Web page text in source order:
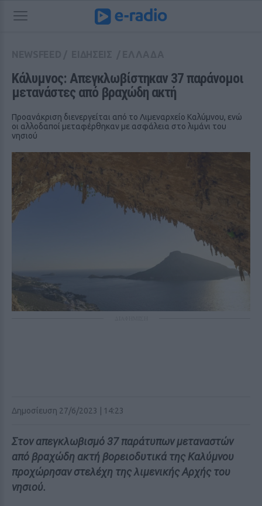
Κάλυμνος: Απεγκλωβίστηκαν 37 παράνομoι
μεταvάστες από βραχώδη ακτή
Προανάκριση διενεργείται από το Λιμεναρχείο Καλύμνου, ενώ
οι αλλοδαποί μεταφέρθηκαν με ασφάλεια στο λιμάνι του
νησιού
Δημοσίευση 27/6/2023 | 14:23
Στον απεγκλωβισμό 37 παράτυπων μεταναστών
από βραχώδη ακτή βορειοδυτικά της Καλύμνου
προχώρησαν στελέχη της λιμενικής Αρχής του
νησιού.